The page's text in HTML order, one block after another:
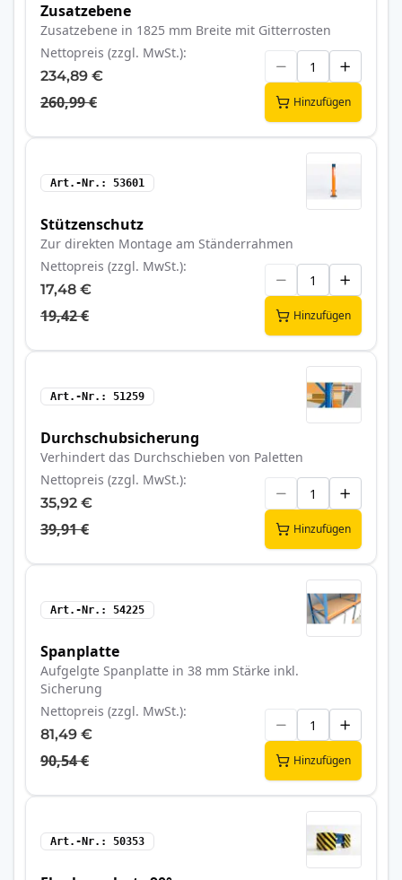
Zusatzebene
Zusatzebene in 1825 mm Breite mit Gitterrosten
Nettopreis (zzgl. MwSt.)
234,89 €
260,99 € Hinzufügen
Art.-Nr. 53601
Stützenschutz
Zur direkten Montage am Ständerrahmen
Nettopreis (zzgl. MwSt.)
17,48 €
19,42 € Hinzufügen
Art.-Nr. 51259
Durchschubsicherung
Verhindert das Durchschieben von Paletten
Nettopreis (zzgl. MwSt.)
35,92 €
39,91 € Hinzufügen
Art.-Nr. 54225
Spanplatte
Aufgelgte Spanplatte in 38 mm Stärke inkl.
Sicherung
Nettopreis (zzgl. MwSt.)
81,49 €
90,54 € Hinzufügen
Art.-Nr. 50353